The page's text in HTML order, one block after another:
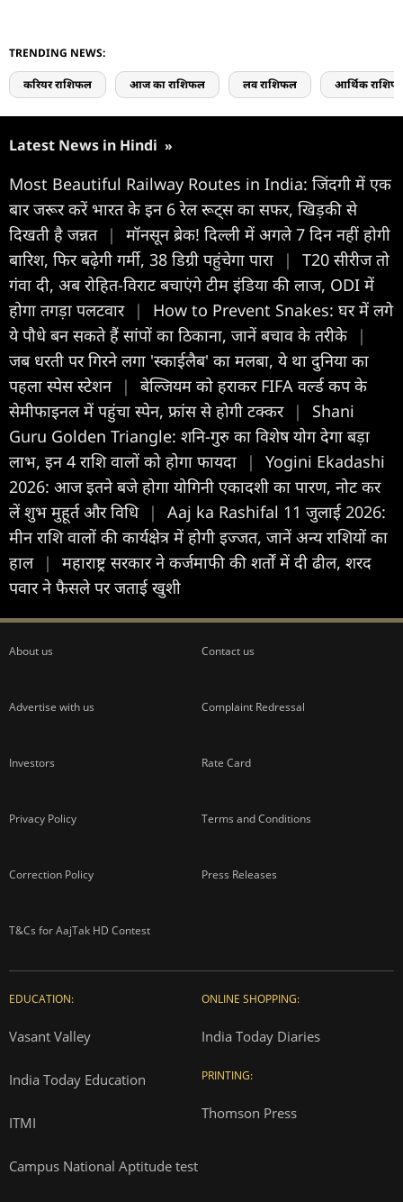
TRENDING NEWS:
करियर राशिफल आज का राशिफल लव राशिफल आर्थिक
Latest News in Hindi »
Most Beautiful Railway Routes in India: जिंदगी में एक
बार जरूर करें भारत के इन 6 रेल रूट्स का सफर, खिड़की से
दिखती है जन्नत |
मॉनसून ब्रेक! दिल्ली में अगले 7 दिन नहीं होगी
बारिश, फिर बढ़ेगी गर्मी, 38 डिग्री पहुंचेगा पारा
|
T20 सीरीज तो
गंवा दी, अब रोहित-विराट बचाएंगे टीम इंडिया की लाज, ODI में
होगा तगड़ा पलटवार |
How to Prevent Snakes: घर में लगे
ये पौधे बन सकते हैं सांपों का ठिकाना, जानें बचाव के तरीके
|
जब धरती पर गिरने लगा 'स्काईलैब' का मलबा, ये था दुनिया का
पहला स्पेस स्टेशन |
बेल्जियम को हराकर FIFA वर्ल्ड कप के
सेमीफाइनल में पहुंचा स्पेन, फ्रांस से होगी टक्कर |
Shani
Guru Golden Triangle: शनि-गुरु का विशेष योग देगा बड़ा
लाभ, इन 4 राशि वालों को होगा फायदा
|
Yogini Ekadashi
2026: आज इतने बजे होगा योगिनी एकादशी का पारण, नोट कर
लें शुभ मुहूर्त और विधि |
Aaj ka Rashifal 11 जुलाई 2026:
मीन राशि वालों की कार्यक्षेत्र में होगी इज्जत, जानें अन्य राशियों का
हाल |
महाराष्ट्र सरकार ने कर्जमाफी की शर्तों में दी ढील, शरद
पवार ने फैसले पर जताई खुशी
About us Contact us
Advertise with us Complaint Redressal
Investors Rate Card
Privacy Policy Terms and Conditions
Correction Policy Press Releases
T&Cs for AajTak HD Contest
EDUCATION:
Vasant Valley
India Today Education
ITMI
Campus National Aptitude test
ONLINE SHOPPING:
India Today Diaries
PRINTING:
Thomson Press